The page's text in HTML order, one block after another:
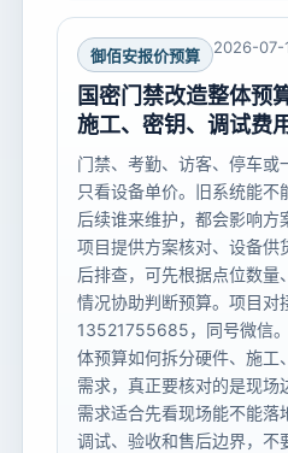
御佰安报价预算 2026-07-
国密门禁改造整体预
施工、密钥、调试费
门禁、考勤、访客、停车或
只看设备单价。旧系统能不
后续谁来维护，都会影响方
项目提供方案核对、设备供
后排查，可先根据点位数量
情况协助判断预算。项目对
13521755685，同号微信
体预算如何拆分硬件、施工
需求，真正要核对的是现场
需求适合先看现场能不能落
调试、验收和售后边界，不